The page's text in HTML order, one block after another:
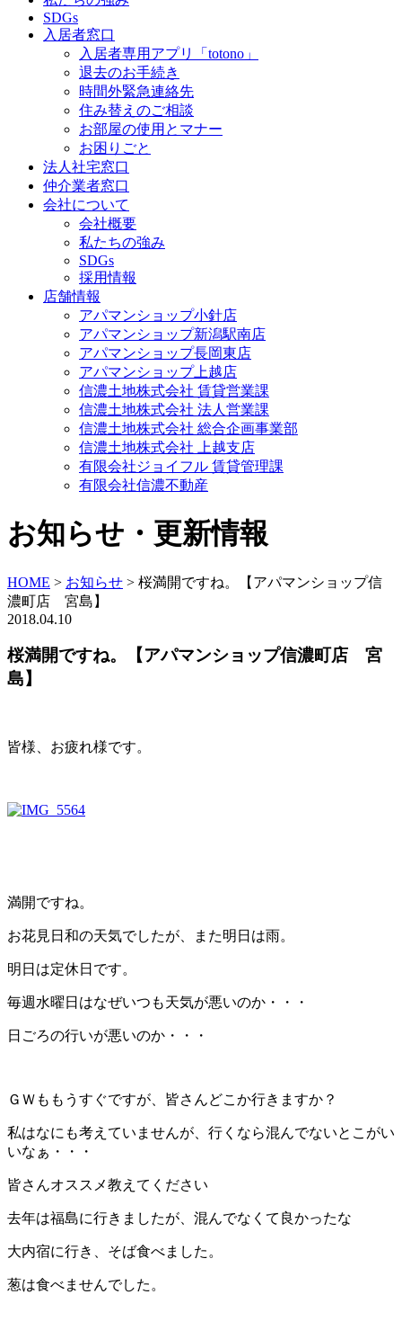
SDGs
入居者窓口
入居者専用アプリ「totono」
退去のお手続き
時間外緊急連絡先
住み替えのご相談
お部屋の使用とマナー
お困りごと
法人社宅窓口
仲介業者窓口
会社について
会社概要
私たちの強み
SDGs
採用情報
店舗情報
アパマンショップ小針店
アパマンショップ新潟駅南店
アパマンショップ長岡東店
アパマンショップ上越店
信濃土地株式会社 賃貸営業課
信濃土地株式会社 法人営業課
信濃土地株式会社 総合企画事業部
信濃土地株式会社 上越支店
有限会社ジョイフル 賃貸管理課
有限会社信濃不動産
お知らせ・更新情報
HOME > お知らせ > 桜満開ですね。【アパマンショップ信
濃町店 宮島】
2018.04.10
桜満開ですね。【アパマンショップ信濃町店 宮
島】
皆様、お疲れ様です。
満開ですね。
お花見日和の天気でしたが、また明日は雨。
明日は定休日です。
毎週水曜日はなぜいつも天気が悪いのか・・・
日ごろの行いが悪いのか・・・
ＧＷももうすぐですが、皆さんどこか行きますか？
私はなにも考えていませんが、行くなら混んでないとこがい
いなぁ・・・
皆さんオススメ教えてください
去年は福島に行きましたが、混んでなくて良かったな
大内宿に行き、そば食べました。
葱は食べませんでした。